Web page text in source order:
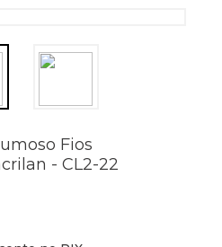
Fios
- CL2-22